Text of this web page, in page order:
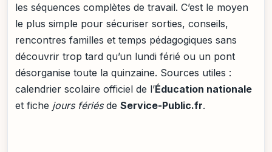
les séquences complètes de travail. C’est le moyen
le plus simple pour sécuriser sorties, conseils,
rencontres familles et temps pédagogiques sans
découvrir trop tard qu’un lundi férié ou un pont
désorganise toute la quinzaine. Sources utiles :
calendrier scolaire officiel de l’Éducation nationale
et fiche jours fériésde Service-Public.fr.